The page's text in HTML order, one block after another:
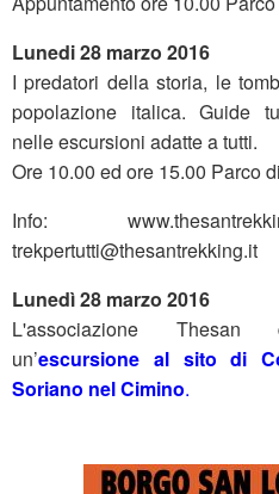
Lunedi 28 marzo 2016
I predatori della storia, le
popolazione italica. Guide
nelle escursioni adatte a tutti.
Ore 10.00 ed ore 15.00 Parco
Info:
trekpertutti@thesantrekking.it
Lunedì 28 marzo 2016
L'associazione
un’escursione al sito di
Soriano nel Cimino.